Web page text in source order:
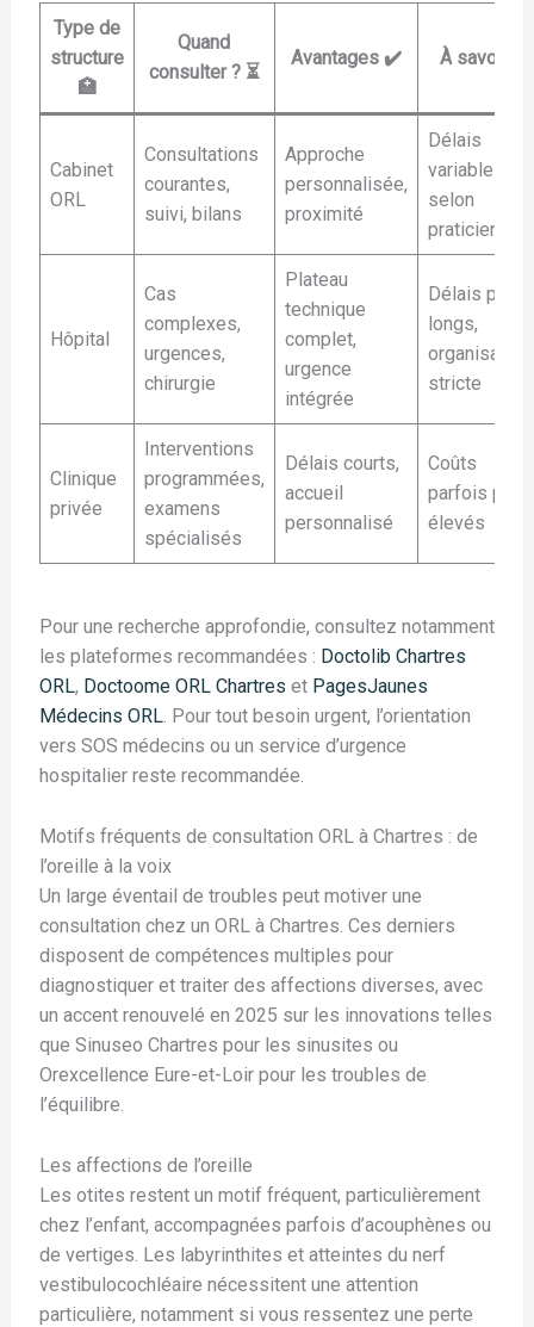
Type de
structure
🏥
Quand
consulter ? ⏳
Avantages ✔️ À savoir ℹ️
Cabinet
ORL
Consultations
courantes,
suivi, bilans
Approche
personnalisée,
proximité
Délais
variables
selon
praticien
Hôpital
Cas
complexes,
urgences,
chirurgie
Plateau
technique
complet,
urgence
intégrée
Délais plus
longs,
organisation
stricte
Clinique
privée
Interventions
programmées,
examens
spécialisés
Délais courts,
accueil
personnalisé
Coûts
parfois plus
élevés
Pour une recherche approfondie, consultez notamment
les plateformes recommandées : Doctolib Chartres
ORL, Doctoome ORL Chartres et PagesJaunes
Médecins ORL. Pour tout besoin urgent, l’orientation
vers SOS médecins ou un service d’urgence
hospitalier reste recommandée.
Motifs fréquents de consultation ORL à Chartres : de
l’oreille à la voix
Un large éventail de troubles peut motiver une
consultation chez un ORL à Chartres. Ces derniers
disposent de compétences multiples pour
diagnostiquer et traiter des affections diverses, avec
un accent renouvelé en 2025 sur les innovations telles
que Sinuseo Chartres pour les sinusites ou
Orexcellence Eure-et-Loir pour les troubles de
l’équilibre.
Les affections de l’oreille
Les otites restent un motif fréquent, particulièrement
chez l’enfant, accompagnées parfois d’acouphènes ou
de vertiges. Les labyrinthites et atteintes du nerf
vestibulocochléaire nécessitent une attention
particulière, notamment si vous ressentez une perte